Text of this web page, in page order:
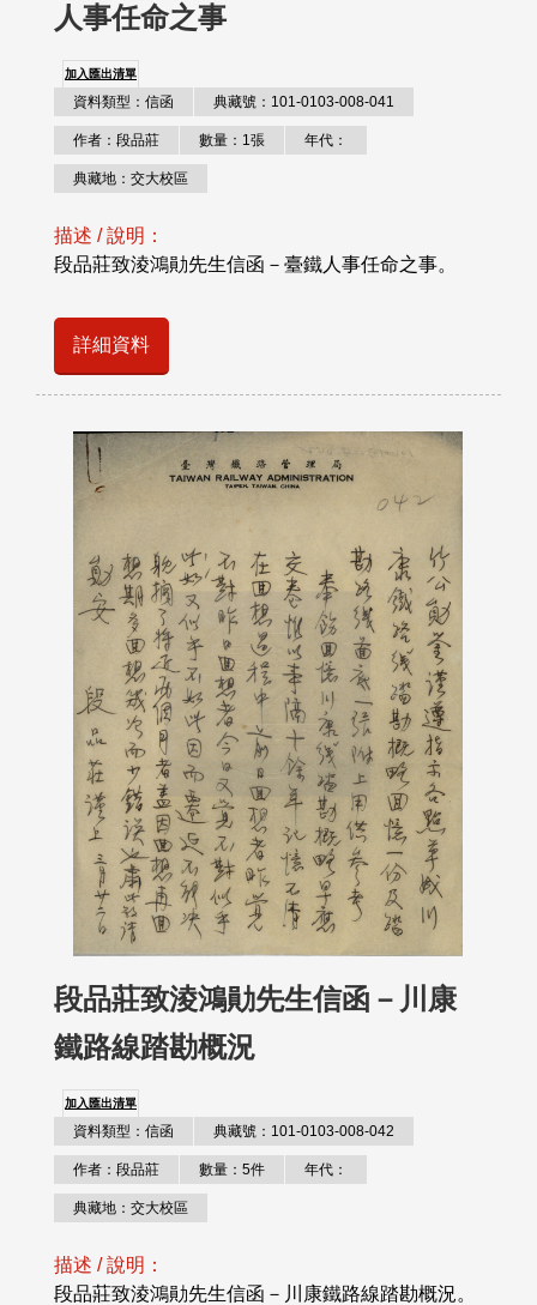
人事任命之事
加入匯出清單
資料類型：信函 典藏號：101-0103-008-041
作者：段品莊 數量：1張 年代：
典藏地：交大校區
描述 / 說明：
段品莊致淩鴻勛先生信函－臺鐵人事任命之事。
詳細資料
段品莊致淩鴻勛先生信函－川康
鐵路線踏勘概況
加入匯出清單
資料類型：信函 典藏號：101-0103-008-042
作者：段品莊 數量：5件 年代：
典藏地：交大校區
描述 / 說明：
段品莊致淩鴻勛先生信函－川康鐵路線踏勘概況。